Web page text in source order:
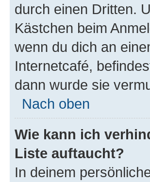
durch einen Dritten.
Kästchen beim
wenn du dich an
Internetcafé,
dann wurde sie
Nach oben
Wie kann ich
Liste auftaucht?
In deinem